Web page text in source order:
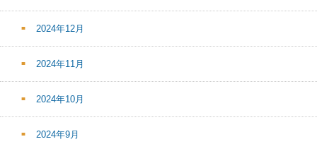
2024年12月
2024年11月
2024年10月
2024年9月